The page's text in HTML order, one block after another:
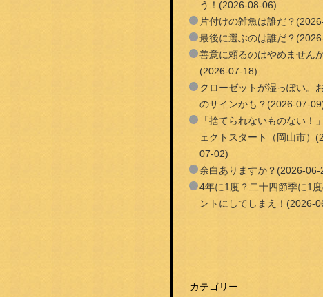
う！(2026-08-06)
片付けの雑魚は誰だ？
最後に選ぶのは誰だ？
善意に頼るのはやめません
(2026-07-18)
クローゼットが湿っぽい。
のサインかも？(2026-07-
「捨てられないものない！
ェクトスタート（岡山市）
07-02)
余白ありますか？(2026-06-
4年に1度？二十四節季に1
ントにしてしまえ！(2026-
カテゴリー